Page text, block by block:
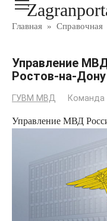
Перейти
Главная » Справочная
Управление
Ростов-на-Дону
ГУВМ МВД Команда
Управление МВД